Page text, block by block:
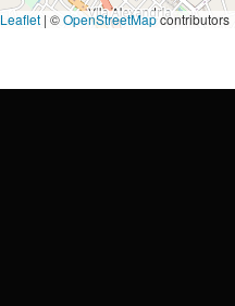
Leaflet | ©OpenStreetMapcontributors